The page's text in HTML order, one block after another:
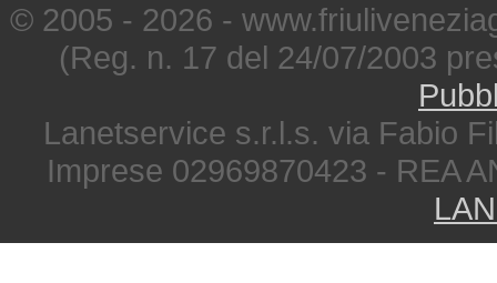
© 2005 - 2026 -
(Reg. n. 17 del 24/07/2003
Lanetservice s.r.l.s. via Fabio
Imprese 02969870423 - REA